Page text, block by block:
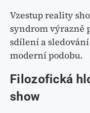
Vzestup reality
syndrom výrazně
sdílení a
moderní podobu.
Filozofická
show